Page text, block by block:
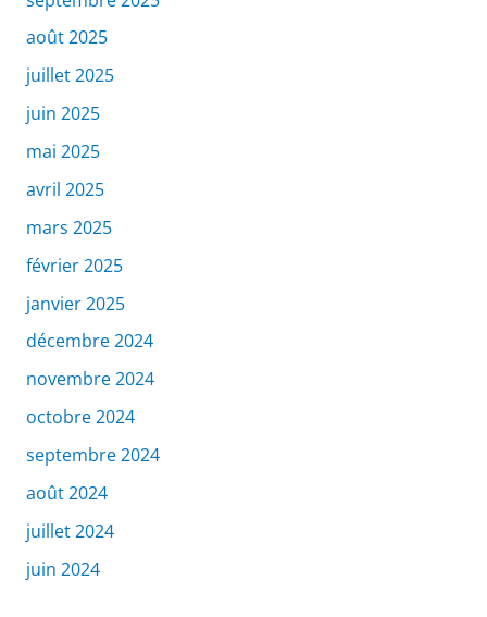
août 2025
juillet 2025
juin 2025
mai 2025
avril 2025
mars 2025
février 2025
janvier 2025
décembre 2024
novembre 2024
octobre 2024
septembre 2024
août 2024
juillet 2024
juin 2024